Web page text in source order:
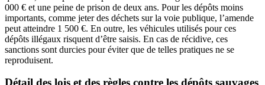
000 € et une peine de prison de deux ans. Pour les dépôts moins
importants, comme jeter des déchets sur la voie publique, l’amende
peut atteindre 1 500 €. En outre, les véhicules utilisés pour ces
dépôts illégaux risquent d’être saisis. En cas de récidive, ces
sanctions sont durcies pour éviter que de telles pratiques ne se
reproduisent.
Détail des lois et des règles contre les dépôts sauvages